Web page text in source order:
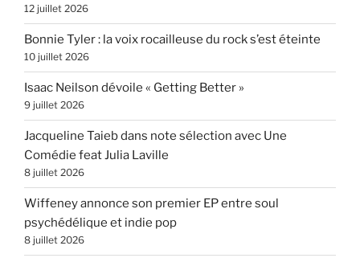
12 juillet 2026
Bonnie Tyler : la voix rocailleuse du rock s’est éteinte
10 juillet 2026
Isaac Neilson dévoile « Getting Better »
9 juillet 2026
Jacqueline Taieb dans note sélection avec Une
Comédie feat Julia Laville
8 juillet 2026
Wiffeney annonce son premier EP entre soul
psychédélique et indie pop
8 juillet 2026